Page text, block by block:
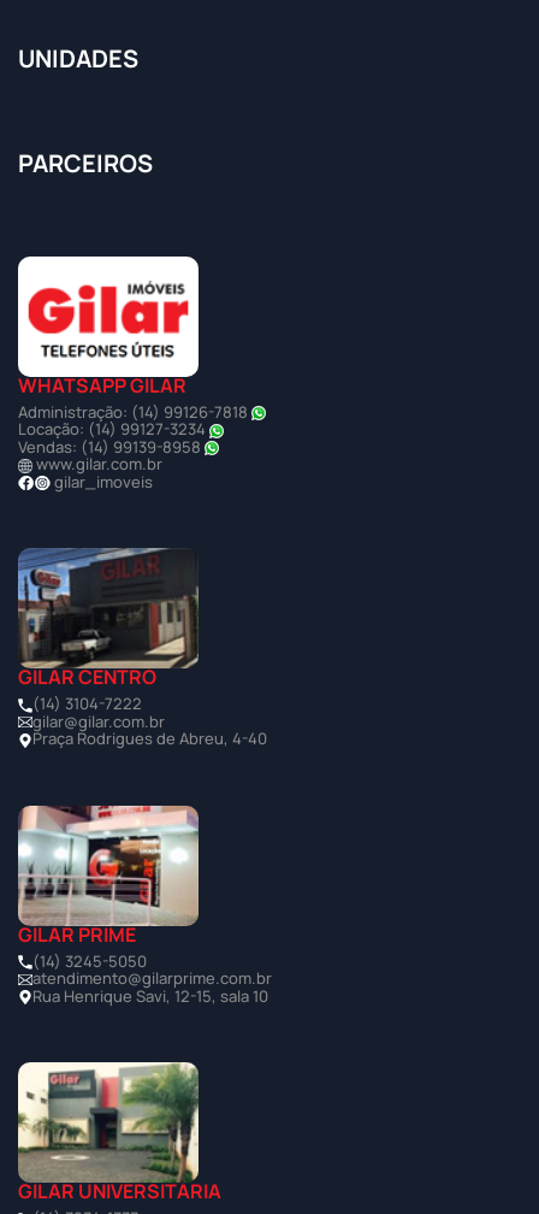
UNIDADES
PARCEIROS
WHATSAPP GILAR
Administração: (14) 99126-7818
Locação: (14) 99127-3234
Vendas: (14) 99139-8958
www.gilar.com.br
gilar_imoveis
GILAR CENTRO
(14) 3104-7222
gilar@gilar.com.br
Praça Rodrigues de Abreu, 4-40
GILAR PRIME
(14) 3245-5050
atendimento@gilarprime.com.br
Rua Henrique Savi, 12-15, sala 10
GILAR UNIVERSITÁRIA